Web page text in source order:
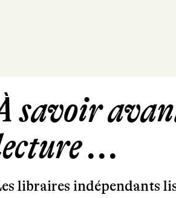
savoir
...
libraires indépendants